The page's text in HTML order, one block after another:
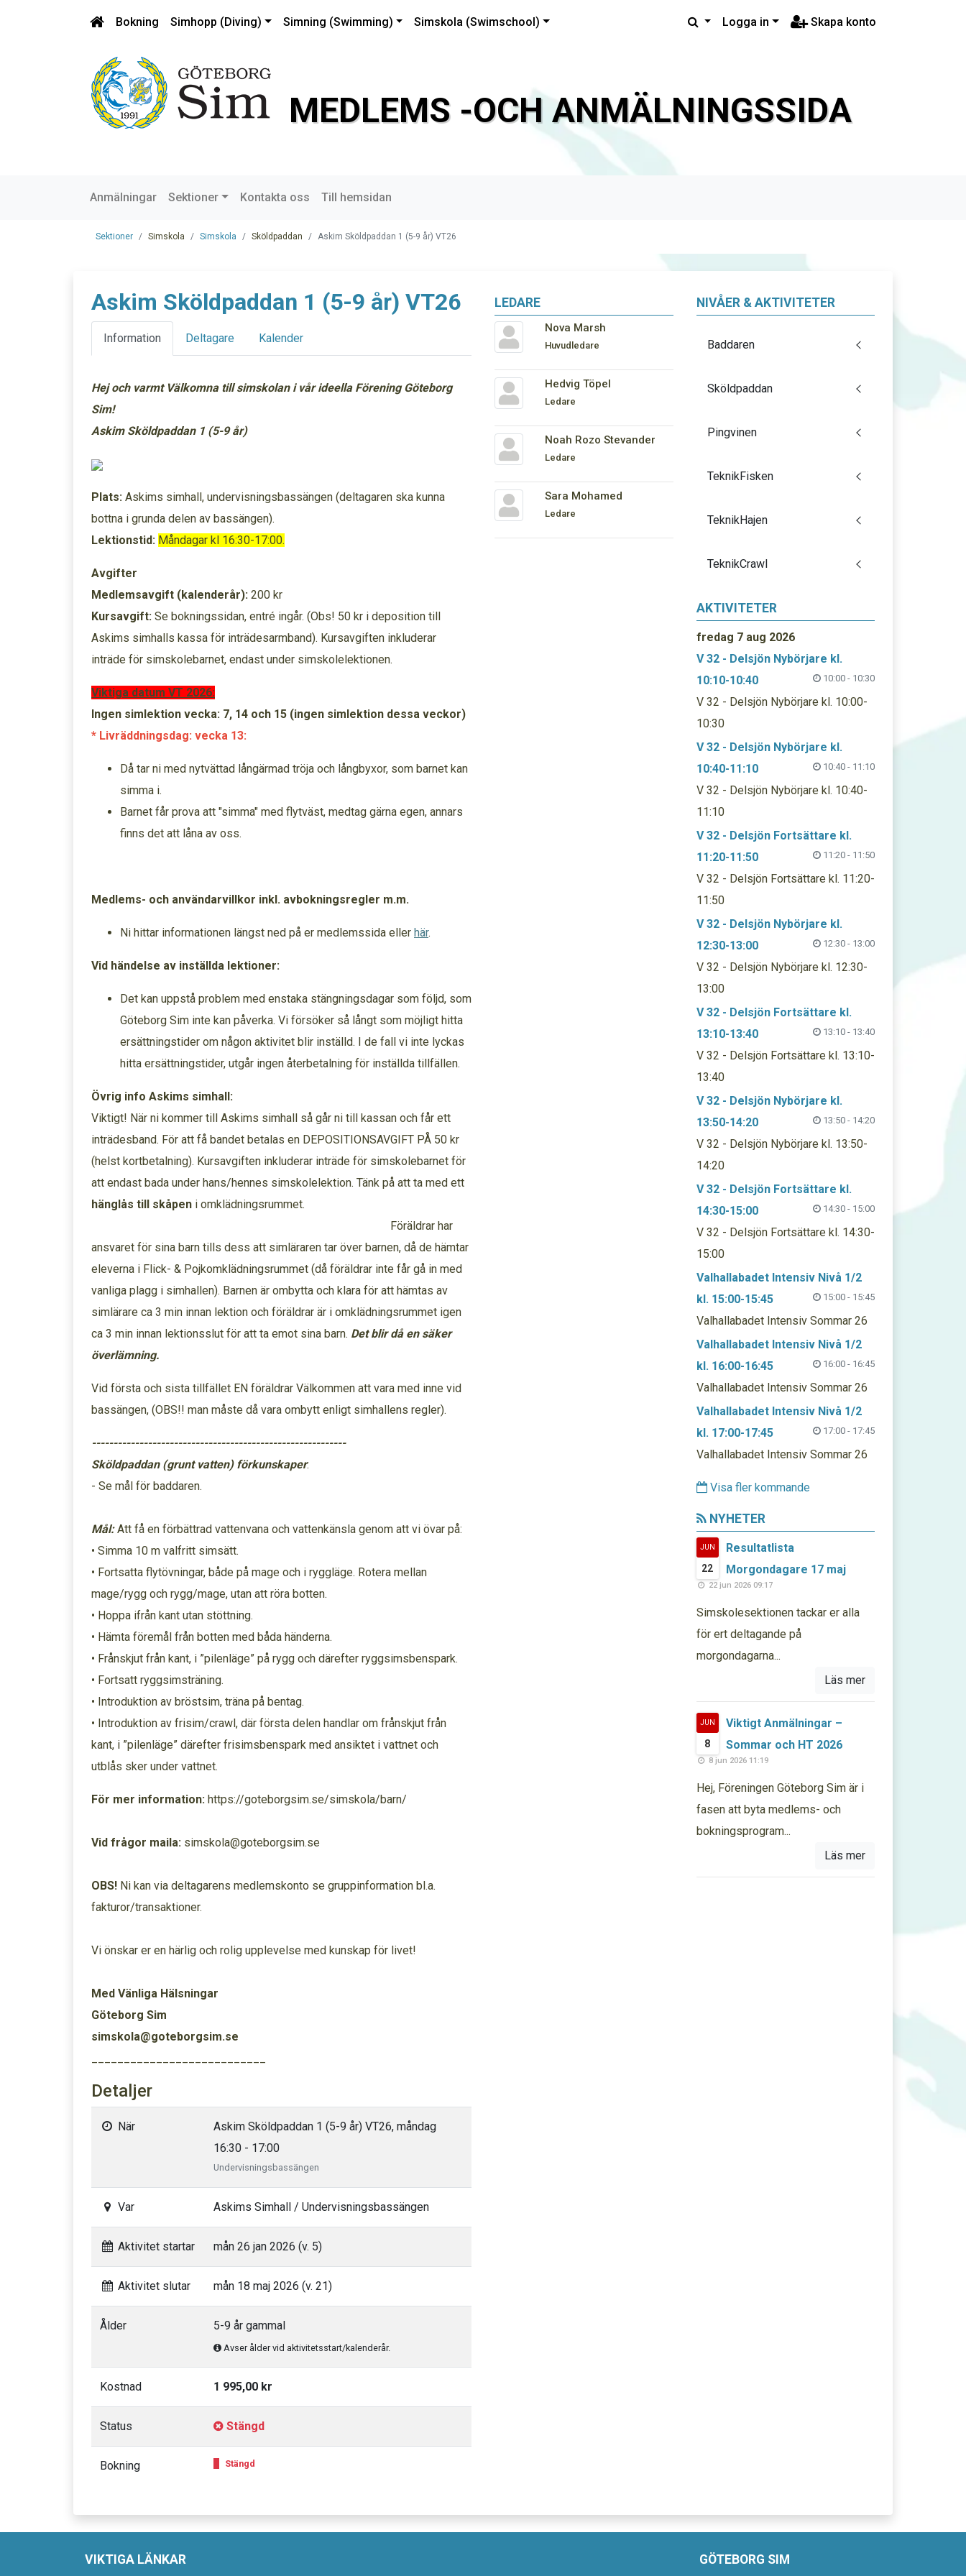
Bokning Simhopp (Diving) Simning (Swimming) Simskola (Swimschool) Logga in Skapa konto
MEDLEMS -OCH ANMÄLNINGSSIDA
Anmälningar Sektioner Kontakta oss Till hemsidan
Sektioner Simskola Simskola Sköldpaddan Askim Sköldpaddan 1 (5-9 år) VT26
LEDARE
Nova Marsh
Huvudledare
Hedvig Töpel
Ledare
Noah Rozo Stevander
Ledare
Sara Mohamed
Ledare
Askim Sköldpaddan 1 (5-9 år) VT26
Information Deltagare Kalender
Hej och varmt Välkomna till simskolan i vår ideella Förening Göteborg
Sim!
Askim Sköldpaddan 1 (5-9 år)
Plats: Askims simhall, undervisningsbassängen (deltagaren ska kunna
bottna i grunda delen av bassängen).
Lektionstid: Måndagar kl 16:30-17:00.
Avgifter
Medlemsavgift (kalenderår): 200 kr
Kursavgift: Se bokningssidan, entré ingår. (Obs! 50 kr i deposition till
Askims simhalls kassa för inträdesarmband). Kursavgiften inkluderar
inträde för simskolebarnet, endast under simskolelektionen.
Viktiga datum VT 2026:
Ingen simlektion vecka: 7, 14 och 15 (ingen simlektion dessa veckor)
* Livräddningsdag: vecka 13:
Då tar ni med nytvättad långärmad tröja och långbyxor, som barnet kan
simma i.
Barnet får prova att "simma" med flytväst, medtag gärna egen, annars
finns det att låna av oss.
Medlems- och användarvillkor inkl. avbokningsregler m.m.
Ni hittar informationen längst ned på er medlemssida eller här.
Vid händelse av inställda lektioner:
Det kan uppstå problem med enstaka stängningsdagar som följd, som
Göteborg Sim inte kan påverka. Vi försöker så långt som möjligt hitta
ersättningstider om någon aktivitet blir inställd. I de fall vi inte lyckas
hitta ersättningstider, utgår ingen återbetalning för inställda tillfällen.
Övrig info Askims simhall:
Viktigt! När ni kommer till Askims simhall så går ni till kassan och får ett
inträdesband. För att få bandet betalas en DEPOSITIONSAVGIFT PÅ 50 kr
(helst kortbetalning). Kursavgiften inkluderar inträde för simskolebarnet för
att endast bada under hans/hennes simskolelektion. Tänk på att ta med ett
hänglås till skåpen i omklädningsrummet.
Föräldrar har
ansvaret för sina barn tills dess att simläraren tar över barnen, då de hämtar
eleverna i Flick- & Pojkomklädningsrummet (då föräldrar inte får gå in med
vanliga plagg i simhallen). Barnen är ombytta och klara för att hämtas av
simlärare ca 3 min innan lektion och föräldrar är i omklädningsrummet igen
ca 3 min innan lektionsslut för att ta emot sina barn. Det blir då en säker
överlämning.
Vid första och sista tillfället EN föräldrar Välkommen att vara med inne vid
bassängen, (OBS!! man måste då vara ombytt enligt simhallens regler).
-----------------------------------------------------------
Sköldpaddan (grunt vatten) förkunskaper:
- Se mål för baddaren.
Mål:Att få en förbättrad vattenvana och vattenkänsla genom att vi övar på:
• Simma 10 m valfritt simsätt.
• Fortsatta flytövningar, både på mage och i ryggläge. Rotera mellan
mage/rygg och rygg/mage, utan att röra botten.
• Hoppa ifrån kant utan stöttning.
• Hämta föremål från botten med båda händerna.
• Frånskjut från kant, i ”pilenläge” på rygg och därefter ryggsimsbenspark.
• Fortsatt ryggsimsträning.
• Introduktion av bröstsim, träna på bentag.
• Introduktion av frisim/crawl, där första delen handlar om frånskjut från
kant, i ”pilenläge” därefter frisimsbenspark med ansiktet i vattnet och
utblås sker under vattnet.
För mer information: https://goteborgsim.se/simskola/barn/
Vid frågor maila: simskola@goteborgsim.se
OBS! Ni kan via deltagarens medlemskonto se gruppinformation bl.a.
fakturor/transaktioner.
Vi önskar er en härlig och rolig upplevelse med kunskap för livet!
Med Vänliga Hälsningar
Göteborg Sim
simskola@goteborgsim.se
Detaljer
När
Askim Sköldpaddan 1 (5-9 år) VT26, måndag
16:30 - 17:00
Undervisningsbassängen
Var Askims Simhall / Undervisningsbassängen
Aktivitet startar mån 26 jan 2026 (v. 5)
Aktivitet slutar mån 18 maj 2026 (v. 21)
Ålder 5-9 år gammal
Avser ålder vid aktivitetsstart/kalenderår.
Kostnad 1 995,00 kr
Status Stängd
Bokning Stängd
NIVÅER & AKTIVITETER
Baddaren
Sköldpaddan
Pingvinen
TeknikFisken
TeknikHajen
TeknikCrawl
AKTIVITETER
fredag 7 aug 2026
V 32 - Delsjön Nybörjare kl.
10:10-10:40
10:00 - 10:30
V 32 - Delsjön Nybörjare kl. 10:00-
10:30
V 32 - Delsjön Nybörjare kl.
10:40-11:10
10:40 - 11:10
V 32 - Delsjön Nybörjare kl. 10:40-
11:10
V 32 - Delsjön Fortsättare kl.
11:20-11:50
11:20 - 11:50
V 32 - Delsjön Fortsättare kl. 11:20-
11:50
V 32 - Delsjön Nybörjare kl.
12:30-13:00
12:30 - 13:00
V 32 - Delsjön Nybörjare kl. 12:30-
13:00
V 32 - Delsjön Fortsättare kl.
13:10-13:40
13:10 - 13:40
V 32 - Delsjön Fortsättare kl. 13:10-
13:40
V 32 - Delsjön Nybörjare kl.
13:50-14:20
13:50 - 14:20
V 32 - Delsjön Nybörjare kl. 13:50-
14:20
V 32 - Delsjön Fortsättare kl.
14:30-15:00
14:30 - 15:00
V 32 - Delsjön Fortsättare kl. 14:30-
15:00
Valhallabadet Intensiv Nivå 1/2
kl. 15:00-15:45
15:00 - 15:45
Valhallabadet Intensiv Sommar 26
Valhallabadet Intensiv Nivå 1/2
kl. 16:00-16:45
16:00 - 16:45
Valhallabadet Intensiv Sommar 26
Valhallabadet Intensiv Nivå 1/2
kl. 17:00-17:45
17:00 - 17:45
Valhallabadet Intensiv Sommar 26
Visa fler kommande
NYHETER
JUN
22
Resultatlista
Morgondagare 17 maj
22 jun 2026 09:17
Simskolesektionen tackar er alla
för ert deltagande på
morgondagarna...
Läs mer
JUN
8
Viktigt Anmälningar –
Sommar och HT 2026
8 jun 2026 11:19
Hej, Föreningen Göteborg Sim är i
fasen att byta medlems- och
bokningsprogram...
Läs mer
VIKTIGA LÄNKAR GÖTEBORG SIM